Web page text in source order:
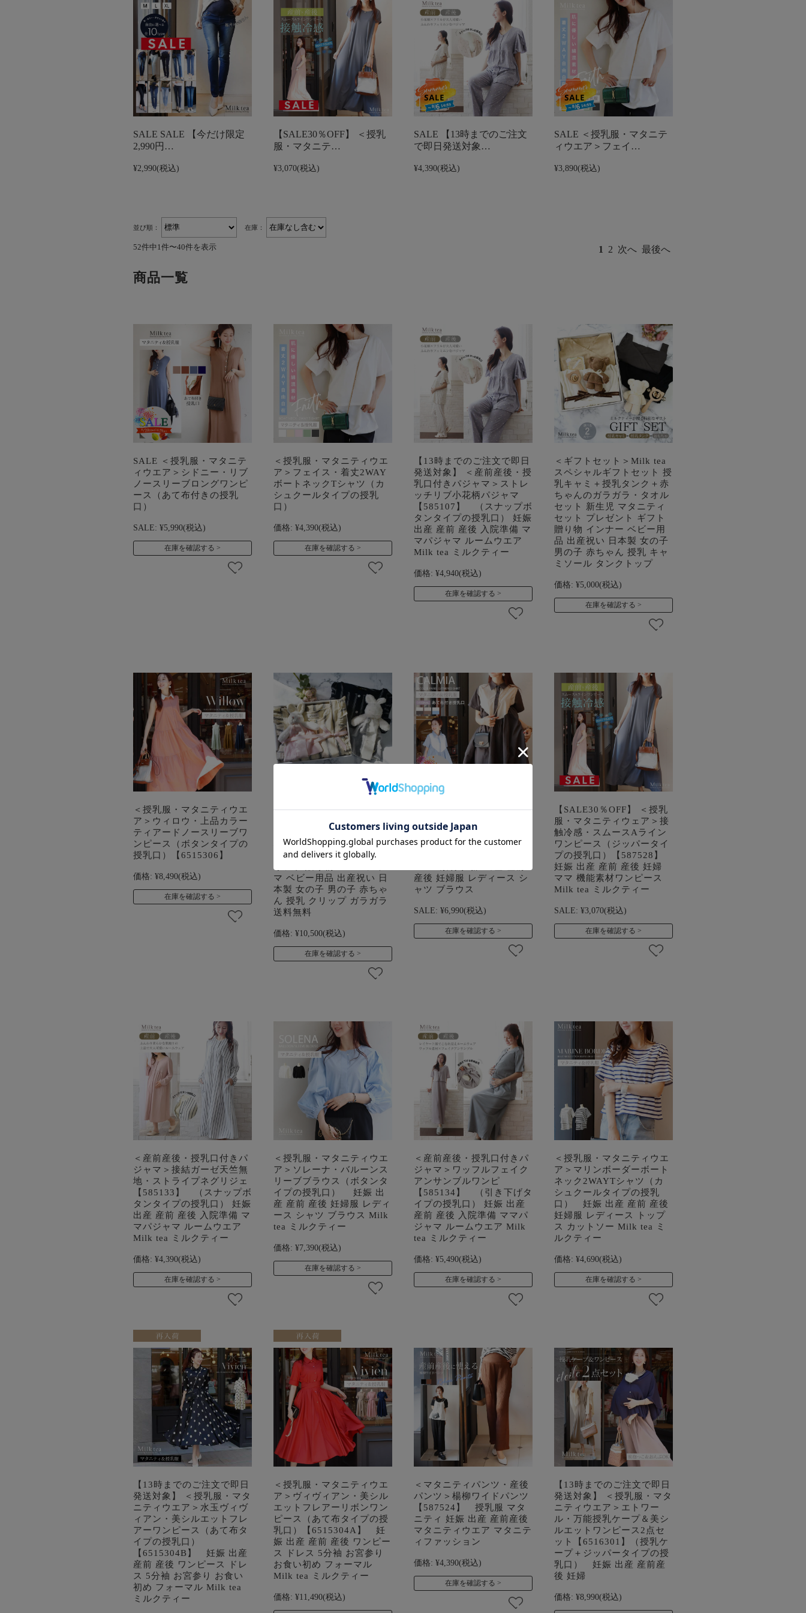
SALE SALE 【今だけ限定
2,990円…
¥2,990(税込)
【SALE30％OFF】 ＜授乳
服・マタニテ…
¥3,070(税込)
SALE 【13時までのご注文
で即日発送対象…
¥4,390(税込)
SALE ＜授乳服・マタニテ
ィウエア＞フェイ…
¥3,890(税込)
並び順： 在庫：
52件中1件〜40件を表示 1 2 次へ 最後へ
商品一覧
SALE ＜授乳服・マタニテ
ィウエア＞シドニー・リブ
ノースリーブロングワンピ
ース（あて布付きの授乳
口）
SALE: ¥5,990(税込)
在庫を確認する
＜授乳服・マタニティウエ
ア＞フェイス・着丈2WAY
ボートネックTシャツ（カ
シュクールタイプの授乳
口）
価格: ¥4,390(税込)
在庫を確認する
【13時までのご注文で即日
発送対象】 ＜産前産後・授
乳口付きパジャマ＞ストレ
ッチリブ小花柄パジャマ
【585107】 （スナップボ
タンタイプの授乳口） 妊娠
出産 産前 産後 入院準備 マ
マパジャマ ルームウエア
Milk tea ミルクティー
価格: ¥4,940(税込)
在庫を確認する
＜ギフトセット＞Milk tea
スペシャルギフトセット 授
乳キャミ＋授乳タンク＋赤
ちゃんのガラガラ・タオル
セット 新生児 マタニティ
セット プレゼント ギフト
贈り物 インナー ベビー用
品 出産祝い 日本製 女の子
男の子 赤ちゃん 授乳 キャ
ミソール タンクトップ
価格: ¥5,000(税込)
在庫を確認する
＜授乳服・マタニティウエ
ア＞ウィロウ・上品カラー
ティアードノースリーブワ
ンピース（ボタンタイプの
授乳口）【6515306】
価格: ¥8,490(税込)
在庫を確認する
＜ギフトセット＞Milk tea
プレミアムギフトセット 授
乳パジャマ＋赤ちゃんの安
心毛布セット 新生児 マタ
ニティ セット プレゼント
ギフト 贈り物 ママパジャ
マ ベビー用品 出産祝い 日
本製 女の子 男の子 赤ちゃ
ん 授乳 クリップ ガラガラ
送料無料
価格: ¥10,500(税込)
在庫を確認する
SALE ＜授乳服・マタニテ
ィウエア＞カルミア・バイ
カラー切替ギャザーシャツ
（オリジナルあて布付きの
産後 妊婦服 レディース シ
ャツ ブラウス
SALE: ¥6,990(税込)
在庫を確認する
【SALE30％OFF】 ＜授乳
服・マタニティウェア＞接
触冷感・スムースAライン
ワンピース（ジッパータイ
プの授乳口）【587528】
妊娠 出産 産前 産後 妊婦
ママ 機能素材ワンピース
Milk tea ミルクティー
SALE: ¥3,070(税込)
在庫を確認する
＜産前産後・授乳口付きパ
ジャマ＞接結ガーゼ天竺無
地・ストライプネグリジェ
【585133】 （スナップボ
タンタイプの授乳口） 妊娠
出産 産前 産後 入院準備 マ
マパジャマ ルームウエア
Milk tea ミルクティー
価格: ¥4,390(税込)
在庫を確認する
＜授乳服・マタニティウエ
ア＞ソレーナ・バルーンス
リーブブラウス（ボタンタ
イプの授乳口） 妊娠 出
産 産前 産後 妊婦服 レディ
ース シャツ ブラウス Milk
tea ミルクティー
価格: ¥7,390(税込)
在庫を確認する
＜産前産後・授乳口付きパ
ジャマ＞ワッフルフェイク
アンサンブルワンピ
【585134】 （引き下げタ
イプの授乳口） 妊娠 出産
産前 産後 入院準備 ママパ
ジャマ ルームウエア Milk
tea ミルクティー
価格: ¥5,490(税込)
在庫を確認する
＜授乳服・マタニティウエ
ア＞マリンボーダーボート
ネック2WAYTシャツ（カ
シュクールタイプの授乳
口） 妊娠 出産 産前 産後
妊婦服 レディース トップ
ス カットソー Milk tea ミ
ルクティー
価格: ¥4,690(税込)
在庫を確認する
【13時までのご注文で即日
発送対象】 ＜授乳服・マタ
ニティウエア＞水玉ヴィヴ
ィアン・美シルエットフレ
アーワンピース（あて布タ
イプの授乳口）
【6515304B】 妊娠 出産
産前 産後 ワンピース ドレ
ス 5分袖 お宮参り お食い
初め フォーマル Milk tea
ミルクティー
＜授乳服・マタニティウエ
ア＞ヴィヴィアン・美シル
エットフレアーリボンワン
ピース（あて布タイプの授
乳口）【6515304A】 妊
娠 出産 産前 産後 ワンピー
ス ドレス 5分袖 お宮参り
お食い初め フォーマル
Milk tea ミルクティー
価格: ¥11,490(税込)
＜マタニティパンツ・産後
パンツ＞楊柳ワイドパンツ
【587524】 授乳服 マタ
ニティ 妊娠 出産 産前産後
マタニティウエア マタニテ
ィファッション
価格: ¥4,390(税込)
在庫を確認する
【13時までのご注文で即日
発送対象】 ＜授乳服・マタ
ニティウエア＞エトワー
ル・万能授乳ケープ＆美シ
ルエットワンピース2点セ
ット【6516301】（授乳ケ
ープ＋ジッパータイプの授
乳口） 妊娠 出産 産前産
後 妊婦
価格: ¥8,990(税込)